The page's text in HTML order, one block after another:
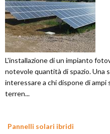
L'installazione di un impianto
notevole quantità di spazio. Una
interessare a chi dispone di ampi
terren...
Pannelli solari ibridi